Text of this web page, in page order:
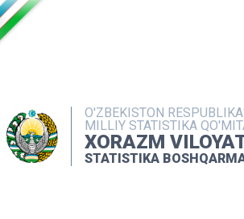
O'ZBEKISTON
MILLIY STATISTIKA
XORAZM
STATISTIKA
NASHRLAR
INTERAKTIV
MATBUOT XIZMATI